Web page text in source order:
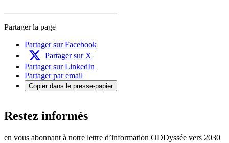
Partager la page
Partager sur Facebook
Partager sur X
Partager sur LinkedIn
Partager par email
Copier dans le presse-papier
Restez informés
en vous abonnant à notre lettre d’information ODDyssée vers 2030